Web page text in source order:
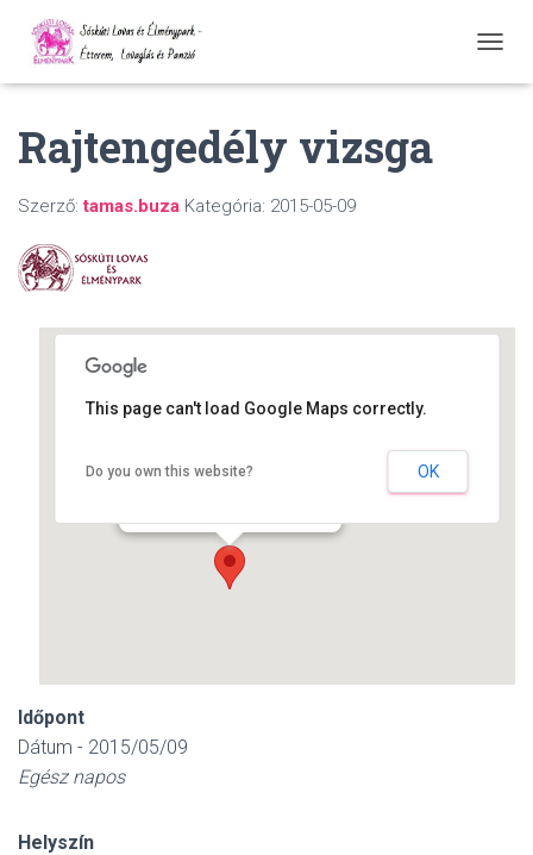
A
Z
Rajtengedély vizsga
Szerző:tamas.buza Kategória: 2015-05-09
Sóskúti Lovas és Élménypark
This page can't load Google Maps correctly.
Do you own this website? OK
Időpont
Dátum - 2015/05/09
Egész napos
Helyszín